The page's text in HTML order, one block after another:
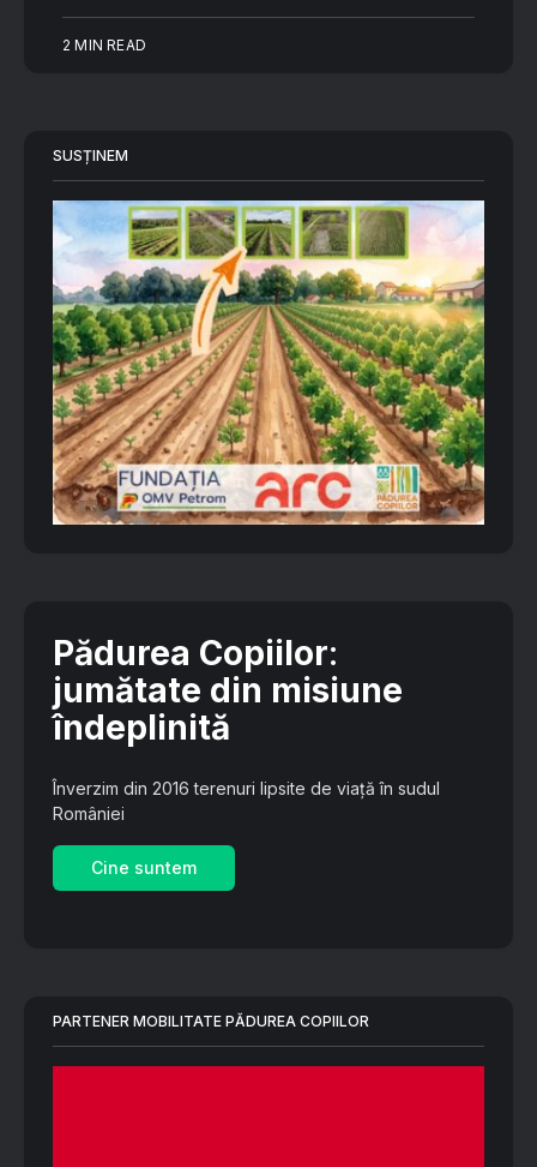
2 MIN READ
SUSȚINEM
Pădurea Copiilor:
jumătate din misiune
îndeplinită
Înverzim din 2016 terenuri lipsite de viață în sudul
României
Cine suntem
PARTENER MOBILITATE PĂDUREA COPIILOR